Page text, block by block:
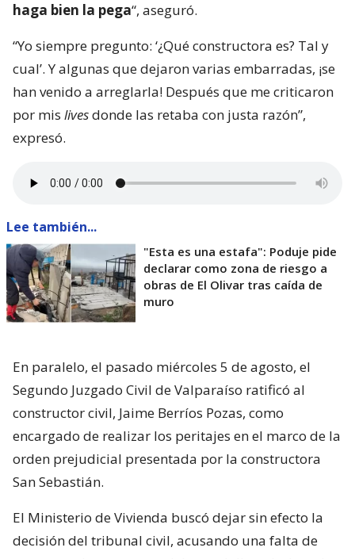
haga bien la pega“, aseguró.
“Yo siempre pregunto: ‘¿Qué constructora es? Tal y
cual’. Y algunas que dejaron varias embarradas, ¡se
han venido a arreglarla! Después que me criticaron
por mis livesdonde las retaba con justa razón”,
expresó.
Lee también...
"Esta es una estafa": Poduje pide
declarar como zona de riesgo a
obras de El Olivar tras caída de
muro
En paralelo, el pasado miércoles 5 de agosto, el
Segundo Juzgado Civil de Valparaíso ratificó al
constructor civil, Jaime Berríos Pozas, como
encargado de realizar los peritajes en el marco de la
orden prejudicial presentada por la constructora
San Sebastián.
El Ministerio de Vivienda buscó dejar sin efecto la
decisión del tribunal civil, acusando una falta de